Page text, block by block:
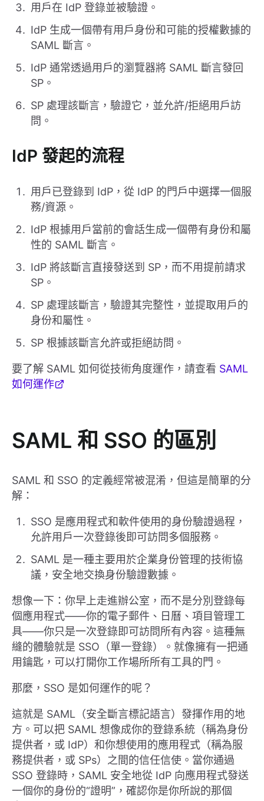
用戶在 IdP 登錄並被驗證。
IdP 生成一個帶有用戶身份和可能的授權數據的
SAML 斷言。
IdP 通常透過用戶的瀏覽器將 SAML 斷言發回
SP。
SP 處理該斷言，驗證它，並允許/拒絕用戶訪
問。
IdP 發起的流程
用戶已登錄到 IdP，從 IdP 的門戶中選擇一個服
務/資源。
IdP 根據用戶當前的會話生成一個帶有身份和屬
性的 SAML 斷言。
IdP 將該斷言直接發送到 SP，而不用提前請求
SP。
SP 處理該斷言，驗證其完整性，並提取用戶的
身份和屬性。
SP 根據該斷言允許或拒絕訪問。
要了解 SAML 如何從技術角度運作，請查看 SAML
如何運作
SAML 和 SSO 的區別
SAML 和 SSO 的定義經常被混淆，但這是簡單的分
解：
SSO 是應用程式和軟件使用的身份驗證過程，
允許用戶一次登錄後即可訪問多個服務。
SAML 是一種主要用於企業身份管理的技術協
議，安全地交換身份驗證數據。
想像一下：你早上走進辦公室，而不是分別登錄每
個應用程式——你的電子郵件、日曆、項目管理工
具——你只是一次登錄即可訪問所有內容。這種無
縫的體驗就是 SSO（單一登錄）。就像擁有一把通
用鑰匙，可以打開你工作場所所有工具的門。
那麼，SSO 是如何運作的呢？
這就是 SAML（安全斷言標記語言）發揮作用的地
方。可以把 SAML 想像成你的登錄系統（稱為身份
提供者，或 IdP）和你想使用的應用程式（稱為服
務提供者，或 SPs）之間的信任信使。當你通過
SSO 登錄時，SAML 安全地從 IdP 向應用程式發送
一個你的身份的“證明”，確認你是你所說的那個